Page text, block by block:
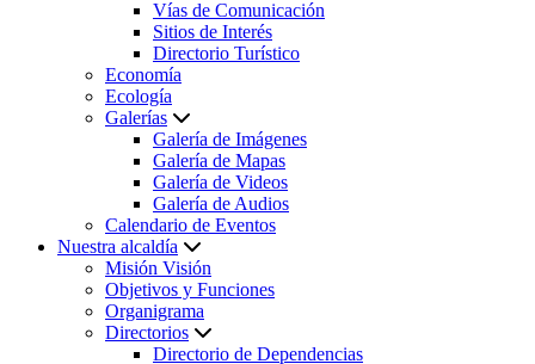
Vías de Comunicación
Sitios de Interés
Directorio Turístico
Economía
Ecología
Galerías
Galería de Imágenes
Galería de Mapas
Galería de Videos
Galería de Audios
Calendario de Eventos
Nuestra alcaldía
Misión Visión
Objetivos y Funciones
Organigrama
Directorios
Directorio de Dependencias